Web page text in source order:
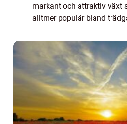
markant och attraktiv växt
alltmer populär bland
färger och unika mönster